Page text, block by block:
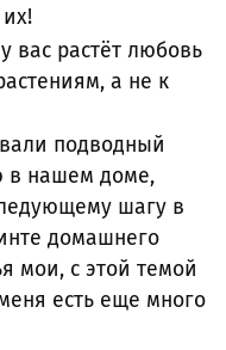
вас растёт любовь
а не к
подводный
в нашем доме,
шагу в
домашнего
мои, с этой темой
есть еще много